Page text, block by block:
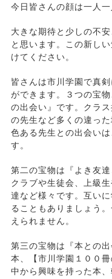
今日皆さんの顔は一人一
大きな期待と少しの不
と思います。この新し
けてください。
皆さんは市川学園で真
ができます。３つの宝
の出会い』です。クラ
の先生など多くの違っ
色ある先生との出会い
す。
第二の宝物は『よき友
クラブや生徒会、上級
達など様々です。互い
ることもありましょう
えられません。
第三の宝物は『本との
本、【市川学園１００
中から興味を持った本